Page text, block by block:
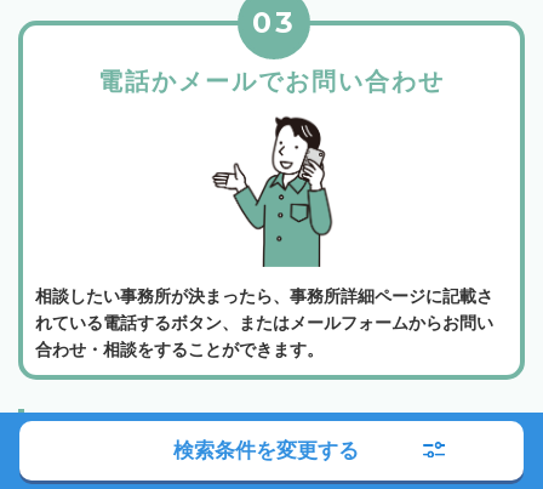
電話かメールでお問い合わせ
03
相談したい事務所が決まったら、事務所詳細ページに記載さ
れている電話するボタン、またはメールフォームからお問い
合わせ・相談をすることができます。
よくある質問
検索条件を変更する